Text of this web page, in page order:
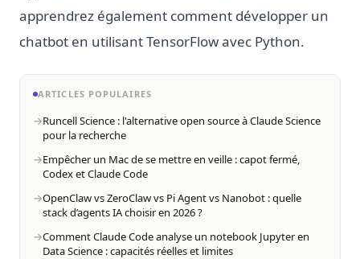
apprendrez également comment développer un
chatbot en utilisant TensorFlow avec Python.
ARTICLES POPULAIRES
Runcell Science : l'alternative open source à Claude Science
pour la recherche
Empêcher un Mac de se mettre en veille : capot fermé,
Codex et Claude Code
OpenClaw vs ZeroClaw vs Pi Agent vs Nanobot : quelle
stack d’agents IA choisir en 2026 ?
Comment Claude Code analyse un notebook Jupyter en
Data Science : capacités réelles et limites